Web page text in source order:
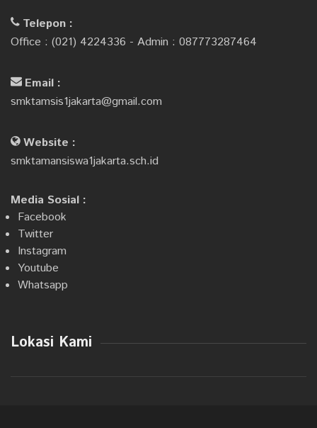
Telepon :
Office : (021) 4224336 - Admin : 087773287464
Email :
smktamsis1jakarta@gmail.com
Website :
smktamansiswa1jakarta.sch.id
Media Sosial :
Facebook
Twitter
Instagram
Youtube
Whatsapp
Lokasi Kami